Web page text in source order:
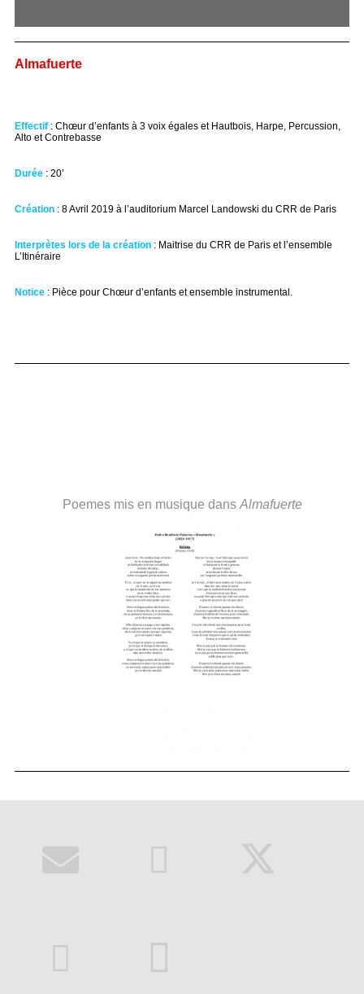
Almafuerte
Effectif : Chœur d’enfants à 3 voix égales et Hautbois, Harpe, Percussion,
Alto et Contrebasse
Durée : 20’
Création : 8 Avril 2019 à l’auditorium Marcel Landowski du CRR de Paris
Interprètes lors de la création : Maitrise du CRR de Paris et l’ensemble
L’Itinéraire
Notice : Pièce pour Chœur d’enfants et ensemble instrumental.
Poemes mis en musique dans Almafuerte